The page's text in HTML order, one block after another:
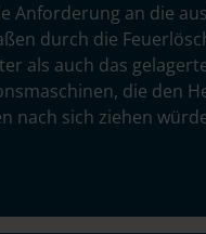
Anforderung an die
durch die
als auch das
die den
nach sich ziehen